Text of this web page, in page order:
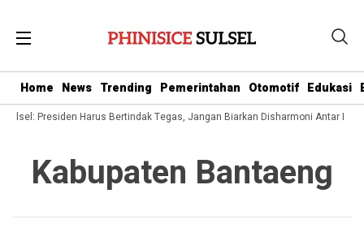
Home News Trending Pemerintahan Otomotif Edukasi
Sulsel: Presiden Harus Bertindak Tegas, Jangan Biarkan Disharmoni Antar
Kabupaten Bantaeng